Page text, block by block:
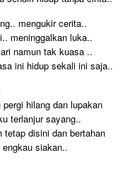
mengukir cerita..
meninggalkan luka..
namun tak kuasa ..
ini hidup sekali ini saja..
pergi hilang dan lupakan
terlanjur sayang..
tetap disini dan bertahan
siakan..